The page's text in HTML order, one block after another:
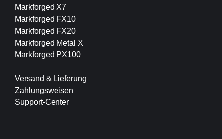
Markforged X7
Markforged FX10
Markforged FX20
Markforged Metal X
Markforged PX100
Versand & Lieferung
Zahlungsweisen
Support-Center